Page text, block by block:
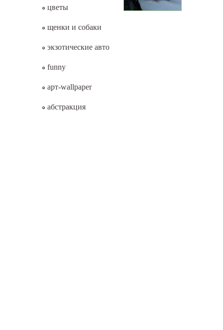
цветы
щенки и собаки
экзотические авто
funny
арт-wallpaper
абстракция